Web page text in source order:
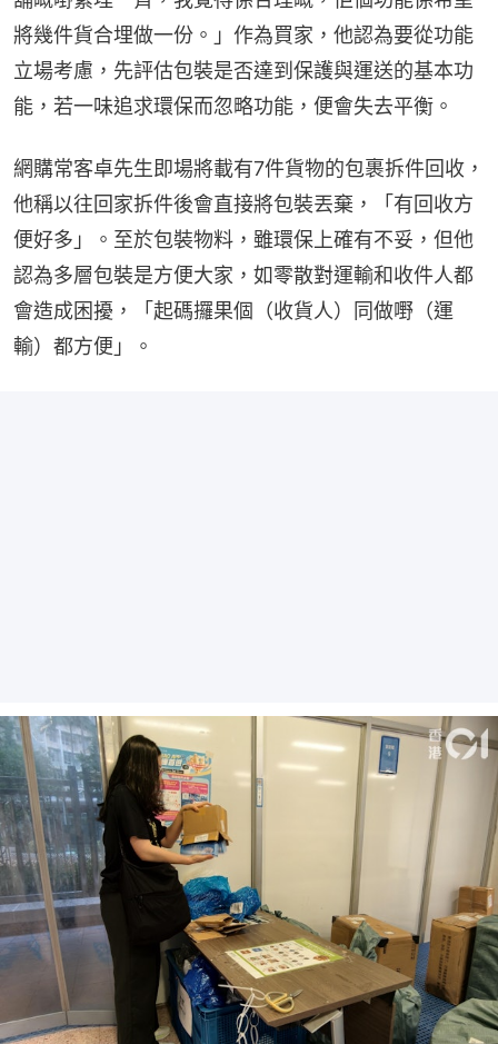
將幾件貨合埋做一份。」作為買家，他認為要從功能
立場考慮，先評估包裝是否達到保護與運送的基本功
能，若一味追求環保而忽略功能，便會失去平衡。
網購常客卓先生即場將載有7件貨物的包裹拆件回收，
他稱以往回家拆件後會直接將包裝丟棄，「有回收方
便好多」。至於包裝物料，雖環保上確有不妥，但他
認為多層包裝是方便大家，如零散對運輸和收件人都
會造成困擾，「起碼攞果個（收貨人）同做嘢（運
輸）都方便」。